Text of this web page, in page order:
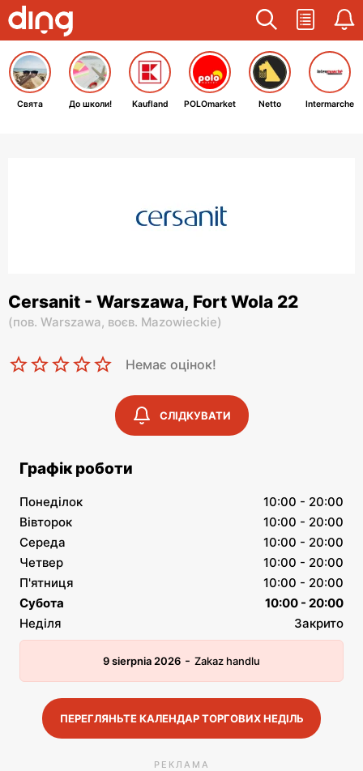
Свята До школи! Kaufland POLOmarket Netto Intermarche
Cersanit - Warszawa, Fort Wola 22
(пов. Warszawa, воєв. Mazowieckie)
Немає оцінок!
СЛІДКУВАТИ
Графік роботи
Понеділок
10:00 - 20:00
Вівторок
10:00 - 20:00
Середа
10:00 - 20:00
Четвер
10:00 - 20:00
П'ятниця
10:00 - 20:00
Субота
10:00 - 20:00
Неділя
Закрито
9 sierpnia 2026 - Zakaz handlu
ПЕРЕГЛЯНЬТЕ КАЛЕНДАР ТОРГОВИХ НЕДІЛЬ
РЕКЛАМА